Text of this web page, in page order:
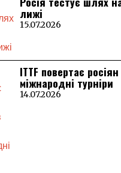
лижі
15.07.2026
ITTF повертає росіян
міжнародні турніри
14.07.2026